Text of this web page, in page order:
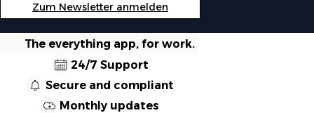
Zum Newsletter anmelden
The everything app, for work.
24/7 Support
Secure and compliant
Monthly updates